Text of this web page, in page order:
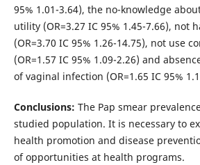
95% 1.01-3.64), the no-knowledge
utility (OR=3.27 IC 95% 1.45-7.66), not
(OR=3.70 IC 95% 1.26-14.75), not use
(OR=1.57 IC 95% 1.09-2.26) and
of vaginal infection (OR=1.65 IC 95%
Conclusions: The Pap smear
studied population. It is necessary to
health promotion and disease
of opportunities at health programs.